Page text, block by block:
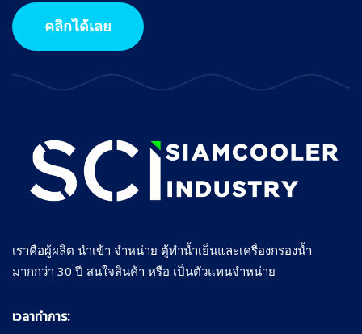
คลิกได้เลย
เราคือผู้ผลิต นำเข้า จำหน่าย ตู้ทำน้ำเย็นและเครื่องกรองน้ำ
มากกว่า 30 ปี สนใจสินค้า หรือ เป็นตัวแทนจำหน่าย
เวลาทำการ: